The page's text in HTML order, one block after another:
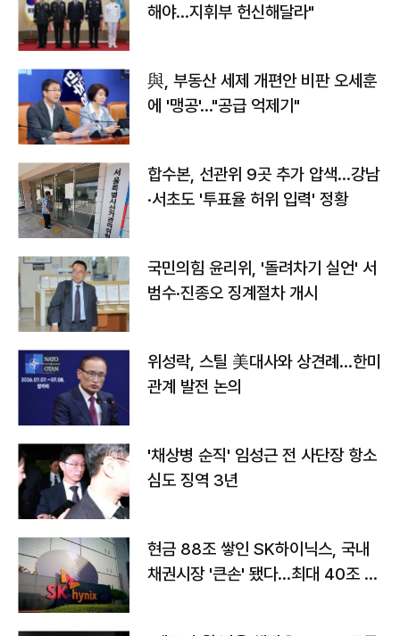
해야…지휘부 헌신해달라"
與, 부동산 세제 개편안 비판 오세훈
에 '맹공'…"공급 억제기"
합수본, 선관위 9곳 추가 압색…강남
·서초도 '투표율 허위 입력' 정황
국민의힘 윤리위, '돌려차기 실언' 서
범수·진종오 징계절차 개시
위성락, 스틸 美대사와 상견례…한미
관계 발전 논의
'채상병 순직' 임성근 전 사단장 항소
심도 징역 3년
현금 88조 쌓인 SK하이닉스, 국내
채권시장 '큰손' 됐다…최대 40조 투